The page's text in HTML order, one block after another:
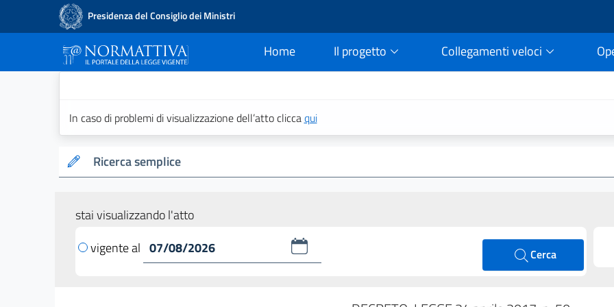
Presidenza del Consiglio dei Ministri
Home
current Il progetto Collegamenti veloci
In caso di problemi di visualizzazione dell’atto cliccaqui
Ricerca semplice
stai visualizzando l'atto
vigente al
Cerca